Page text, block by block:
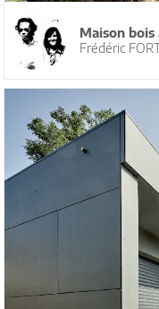
Maison bois
Frédéric